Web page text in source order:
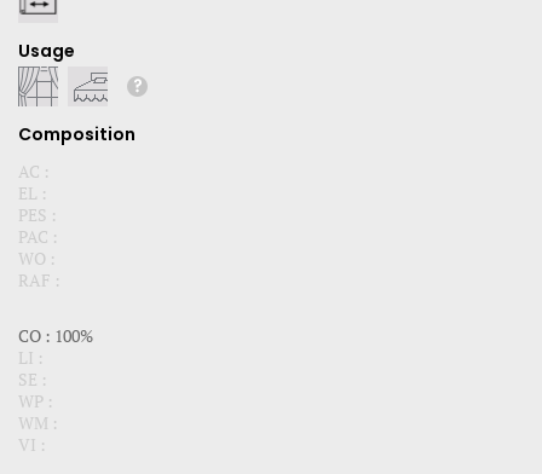
Usage
Composition
AC :
EL :
PES :
PAC :
WO :
RAF :
CO : 100%
LI :
SE :
WP :
WM :
VI :